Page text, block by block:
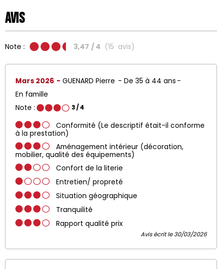
Avis
Note : 3,47 / 4 (15 avis)
Mars 2026 GUENARD Pierre
De 35 à 44 ans
En famille
Note :
3/ 4
Conformité (Le descriptif était-il conforme
à la prestation)
Aménagement intérieur (décoration,
mobilier, qualité des équipements)
Confort de la literie
Entretien/ propreté
Situation géographique
Tranquilité
Rapport qualité prix
Avis écrit le 30/03/2026